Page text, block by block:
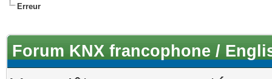
Erreur
Forum KNX francophone /